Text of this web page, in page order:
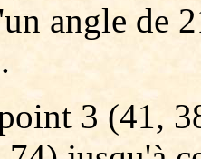
angle de
3 (41,